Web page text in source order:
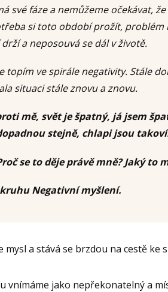
své fáze a nemůžeme očekávat,
si toto období prožít, problém
a neposouvá se dál v životě.
topím ve spirále negativity. Stále
situaci stále znovu a znovu.
mě, svět je špatný, já jsem
stejně, chlapi jsou
se to děje právě mně? Jaký to
Negativní myšlení.
a stává se brzdou na cestě ke
vnímáme jako nepřekonatelný a